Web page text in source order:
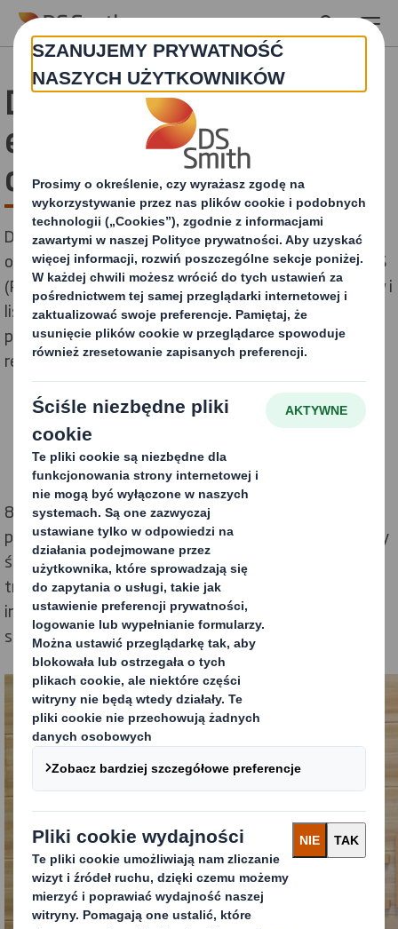
Skip to main content
DS Smith wprowadza
ekologiczne rozwiązania
dla POS
DS Smith, wiodący producent ekologicznych
opakowań, opracował nowy produkt, EKOlogiczny POS
(Point-of-Sale). Dzięki użyciu m.in. tekturowych haków i
listew cenowych, papierowych podpór pod półki czy
papierowej taśmy klejącej, standy i ekspozycje
reklamowe będą mogły być w pełni przetwarzane.
86% konsumentów w Europie uważa, że głównym
problemem współczesnego świata są kwestie ochrony
środowiska.[1]Klienci twierdzą, że marki powinny
troszczyć się o otoczenie, w którym funkcjonują, a
innowacyjne opakowania to jeden z najprostszych
sposobów.[2]